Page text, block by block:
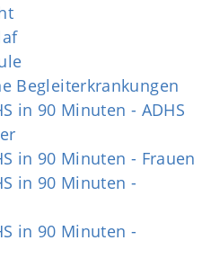
Begleiterkrankungen
in 90 Minuten - ADHS
in 90 Minuten - Frauen
in 90 Minuten -
in 90 Minuten -